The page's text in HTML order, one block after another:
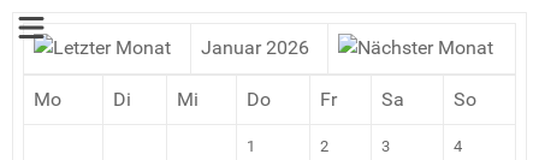
Januar 2026
Mo Di Mi Do Fr Sa So
1 2 3 4